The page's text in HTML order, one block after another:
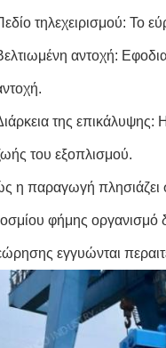
τηλεχειρισμού: Το
αντοχή:
της επικάλυψης:
του εξοπλισμού.
η παραγωγή πλησιάζει
φήμης οργανισμό
εγγυώνται